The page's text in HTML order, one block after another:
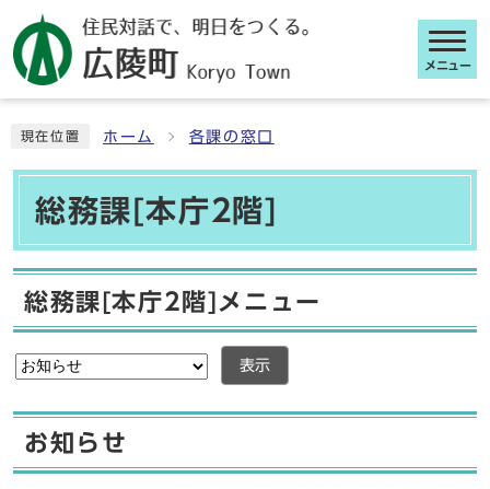
メニュー
現在位置 ホーム 各課の窓口
総務課[本庁2階]
総務課[本庁2階]メニュー
表示
お知らせ